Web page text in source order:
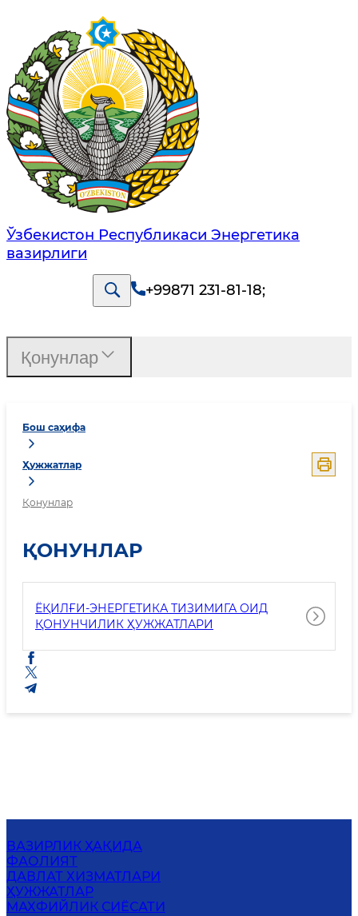
Ўзбекистон Республикаси Энергетика
вазирлиги
+99871 231-81-18;
Бош саҳифа
Ҳужжатлар
Қонунлар
ҚОНУНЛАР
ЁҚИЛҒИ-ЭНЕРГЕТИКА ТИЗИМИГА ОИД
ҚОНУНЧИЛИК ҲУЖЖАТЛАРИ
Қонунлар
ВАЗИРЛИК ҲАҚИДА
ФАОЛИЯТ
ДАВЛАТ ХИЗМАТЛАРИ
ҲУЖЖАТЛАР
МАХФИЙЛИК СИЁСАТИ